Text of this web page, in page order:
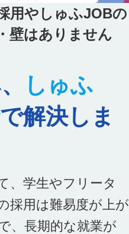
用やしゅふJOBの
壁はありません
しゅふ
で解決しま
、学生やフリータ
採用は難易度が上が
、長期的な就業が